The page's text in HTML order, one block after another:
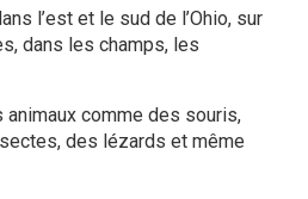
l’est et le sud de l’Ohio, sur
dans les champs, les
comme des souris,
des lézards et même